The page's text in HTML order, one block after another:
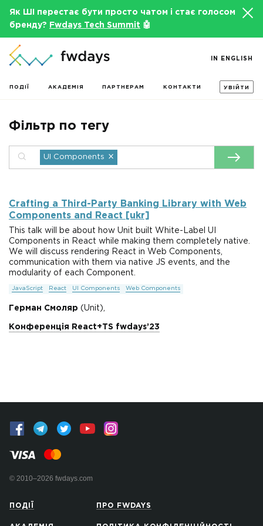
Як ШІ перестає бути просто чатом і стає голосом
бренду?
Fwdays Tech Summit 🤖
ПОДІЇ АКАДЕМІЯ ПАРТНЕРАМ КОНТАКТИ УВІЙТИ
IN ENGLISH
Фільтр по тегу
UI Components ×
Crafting a Third-Party Banking Library with Web
Components and React [ukr]
This talk will be about how Unit built White-Label UI
Components in React while making them completely native.
We will discuss rendering React in Web Components,
communication with them via native JS events, and the
modularity of each Component.
JavaScript React UI Components Web Components
Герман Смоляр (Unit),
Конференція React+TS fwdays’23
© 2010–2026 fwdays.com
ПОДІЇ ПРО FWDAYS